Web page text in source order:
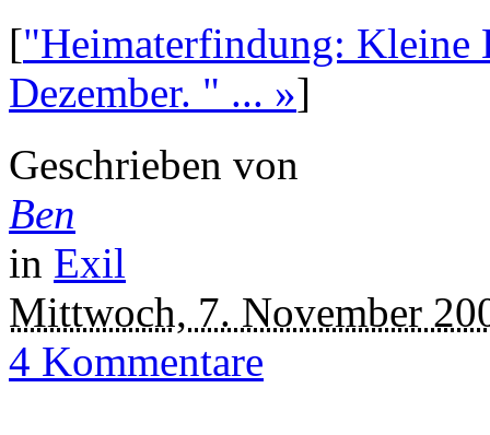
["Heimaterfindung: Kleine
Dezember. " ... »]
Geschrieben von
Ben
in Exil
Mittwoch, 7. November
4 Kommentare